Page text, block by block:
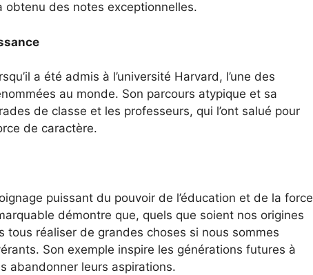
des notes exceptionnelles.
a été admis à l’université Harvard, l’une des
au monde. Son parcours atypique et sa
de classe et les professeurs, qui l’ont salué pour
de caractère.
puissant du pouvoir de l’éducation et de la force
démontre que, quels que soient nos origines
tous réaliser de grandes choses si nous sommes
Son exemple inspire les générations futures à
abandonner leurs aspirations.